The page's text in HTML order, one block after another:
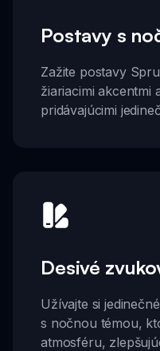
Postavy s
Zažite postavy
žiariacimi akcentmi
pridávajúcimi
Desivé
Užívajte si
s nočnou témou,
atmosféru,